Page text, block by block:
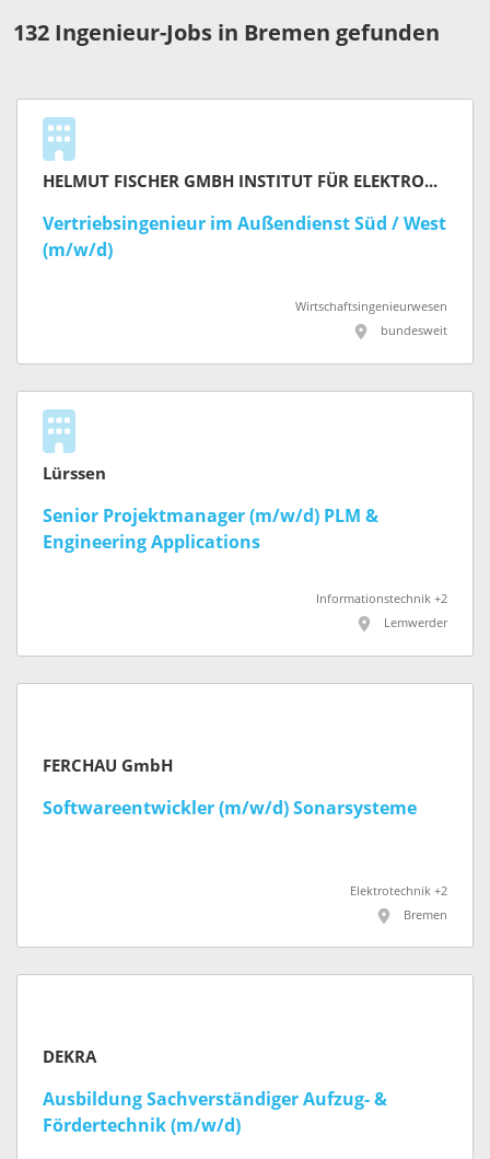
132 Ingenieur-Jobs in Bremen gefunden
HELMUT FISCHER GMBH INSTITUT FÜR ELEKTRONIK UND MESSTECHNIK
Vertriebsingenieur im Außendienst Süd / West
(m/w/d)
Wirtschaftsingenieurwesen
bundesweit
Lürssen
Senior Projektmanager (m/w/d) PLM &
Engineering Applications
Informationstechnik +2
Lemwerder
FERCHAU GmbH
Softwareentwickler (m/w/d) Sonarsysteme
Elektrotechnik +2
Bremen
DEKRA
Ausbildung Sachverständiger Aufzug- &
Fördertechnik (m/w/d)